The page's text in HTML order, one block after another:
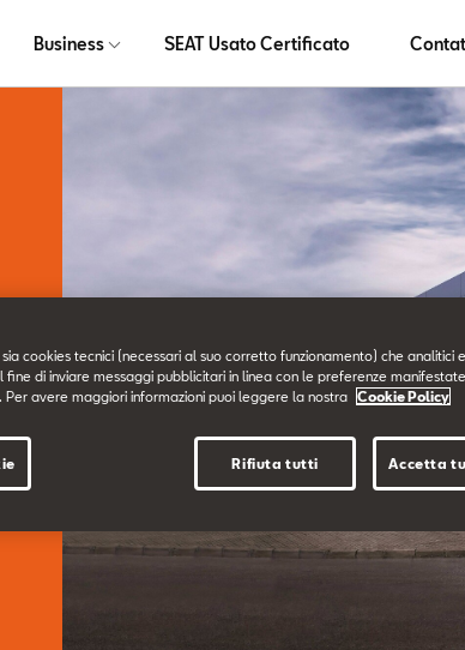
Business SEAT Usato Certificato
cookies tecnici (necessari al suo corretto funzionamento) che analitici
di inviare messaggi pubblicitari in linea con le preferenze
Per avere maggiori informazioni puoi leggere la nostra
Cookie Policy
Rifiuta tutti Accetta